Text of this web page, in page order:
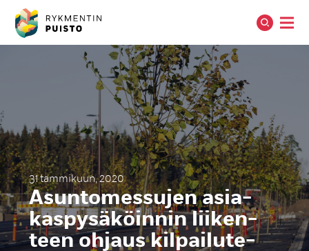
31 tammikuun, 2020
Asun­to­mes­su­jen asia­
kas­py­sä­köin­nin lii­ken­
teen oh­jaus kil­pai­lu­te­